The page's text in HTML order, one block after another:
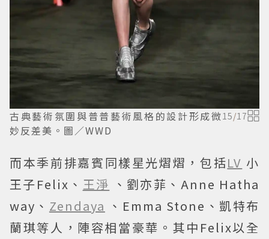
古典藝術氛圍與普普藝術風格的設計形成微
妙反差美。圖／WWD
15/17
而本季前排嘉賓同樣星光熠熠，包括LV 小
王子Felix、 王淨 、劉亦菲、Anne Hatha
way、 Zendaya 、Emma Stone、凱特布
蘭琪等人，陣容相當豪華。其中Felix以全